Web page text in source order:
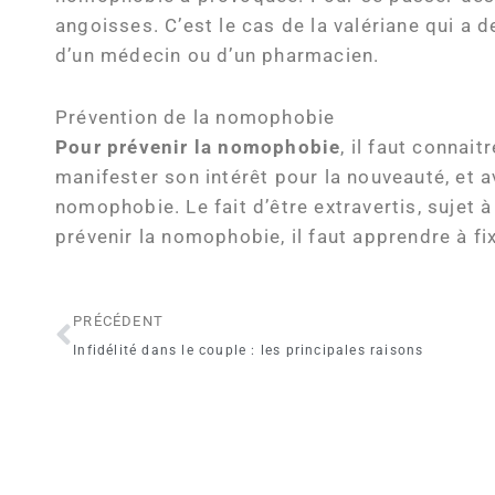
angoisses. C’est le cas de la valériane qui a
d’un médecin ou d’un pharmacien.
Prévention de la nomophobie
Pour prévenir la nomophobie, il faut
manifester son intérêt pour la nouveauté, et
nomophobie. Le fait d’être extravertis, sujet
prévenir la nomophobie, il faut apprendre à
Précédent
PRÉCÉDENT
Infidélité dans le couple : les principales raisons